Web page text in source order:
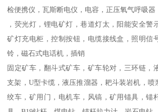
检便携仪，瓦斯断电仪，电容，正压氧气呼吸器
，荧光灯，锂电矿灯，巷道灯太，阳能安全警
矿灯充电柜，控制按钮，电缆接线盒，照明信
铃，磁石式电话机，插销
固定矿车，翻斗式矿车，矿车轮对，三环链，
支架，U型卡缆，液压推溜器，耙斗装岩机，喷
绞车，矿用门，电机车，风镐，矿用锚具，锚